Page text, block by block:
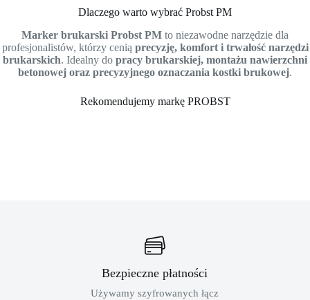
Dlaczego warto wybrać Probst PM
Marker brukarski Probst PM to niezawodne narzędzie dla
profesjonalistów, którzy cenią precyzję, komfort i trwałość narzędzi
brukarskich. Idealny do pracy brukarskiej, montażu nawierzchni
betonowej oraz precyzyjnego oznaczania kostki brukowej.
Rekomendujemy markę PROBST
Bezpieczne płatności
Używamy szyfrowanych łącz